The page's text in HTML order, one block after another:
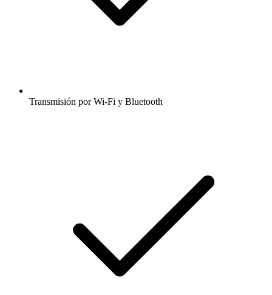
Transmisión por Wi-Fi y Bluetooth